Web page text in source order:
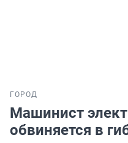
ГОРОД
Машинист
обвиняется в